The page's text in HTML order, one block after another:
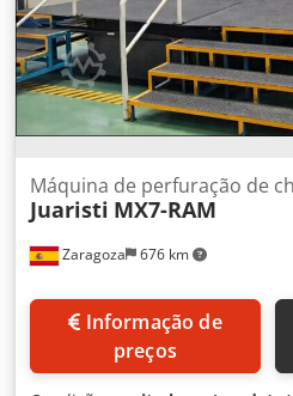
Zaragoza 676 km
Máquina de perfuração de
Juaristi MX7-RAM
preços